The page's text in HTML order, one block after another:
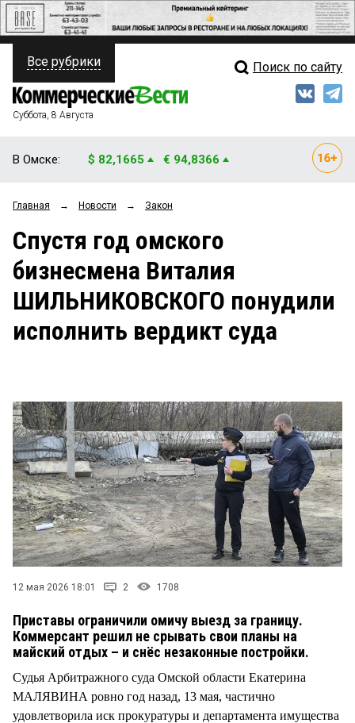
ПОЛИТИКА
ФИНАНСЫ
ОБЩЕСТВО
ЗАКОН
Свежий выпуск
Рейтинги
Блоги
Архив
Все рубрики Поиск по сайту
Суббота, 8 Августа
В Омске: $ 82,1665 € 94,8366
Главная → Новости → Закон
Спустя год омского
бизнесмена Виталия
ШИЛЬНИКОВСКОГО понудили
исполнить вердикт суда
12 мая 2026 18:01 2 1708
Приставы ограничили омичу выезд за границу.
Коммерсант решил не срывать свои планы на
майский отдых – и снёс незаконные постройки.
Судья Арбитражного суда Омской области Екатерина
МАЛЯВИНА ровно год назад, 13 мая, частично
удовлетворила иск прокуратуры и департамента имущества